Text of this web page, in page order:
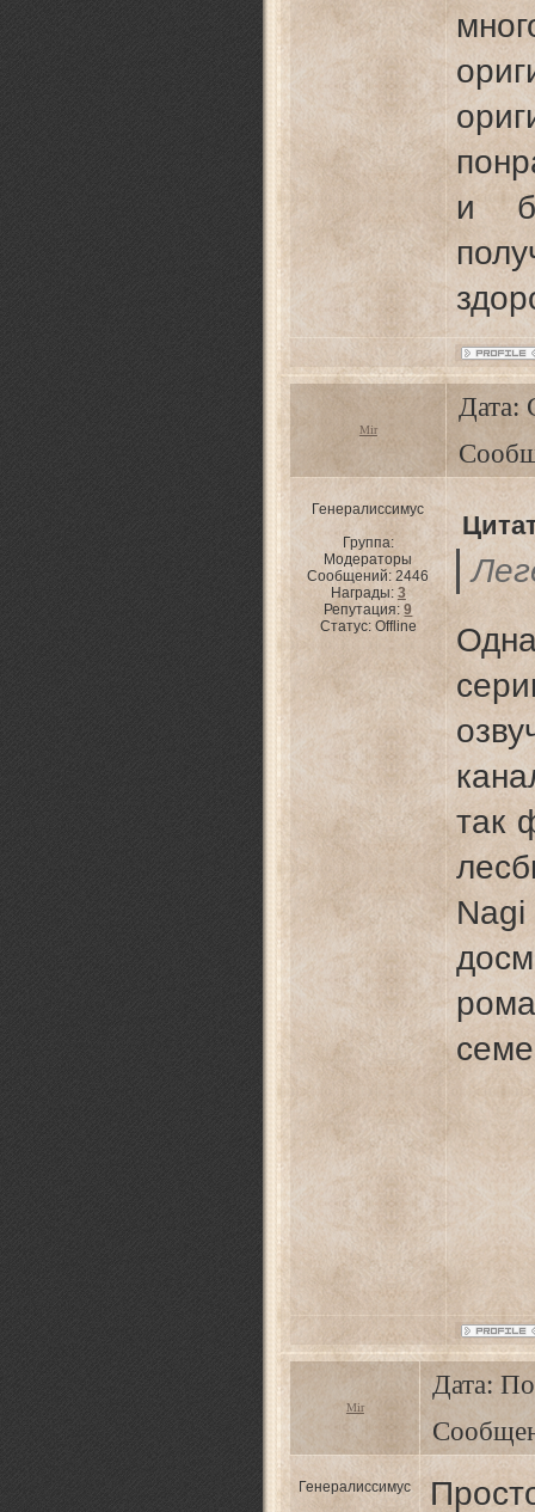
и
Mir
Дата:
Генералиссимус
Группа:
Модераторы
Сообщений:2446
Награды: 3
Репутация:9
Статус: Offline
так
Mir
Дата:
Генералиссимус